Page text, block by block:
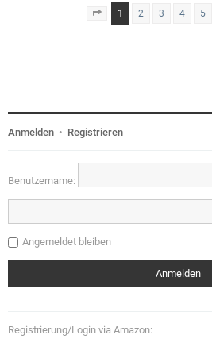
Seite von 40
1 2 3 4 5
Anmelden • Registrieren
Benutzername:
Angemeldet bleiben
Registrierung/Login via Amazon: